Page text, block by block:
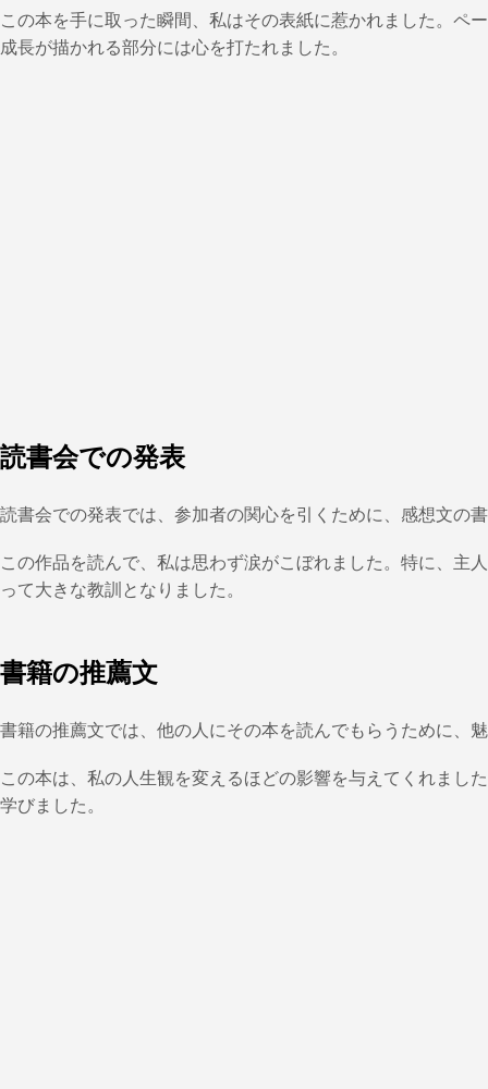
この本を手に取った瞬間、私はその表紙に惹かれました。ペ
成長が描かれる部分には心を打たれました。
読書会での発表
読書会での発表では、参加者の関心を引くために、感想文の
この作品を読んで、私は思わず涙がこぼれました。特に、主
って大きな教訓となりました。
書籍の推薦文
書籍の推薦文では、他の人にその本を読んでもらうために、
この本は、私の人生観を変えるほどの影響を与えてくれまし
学びました。